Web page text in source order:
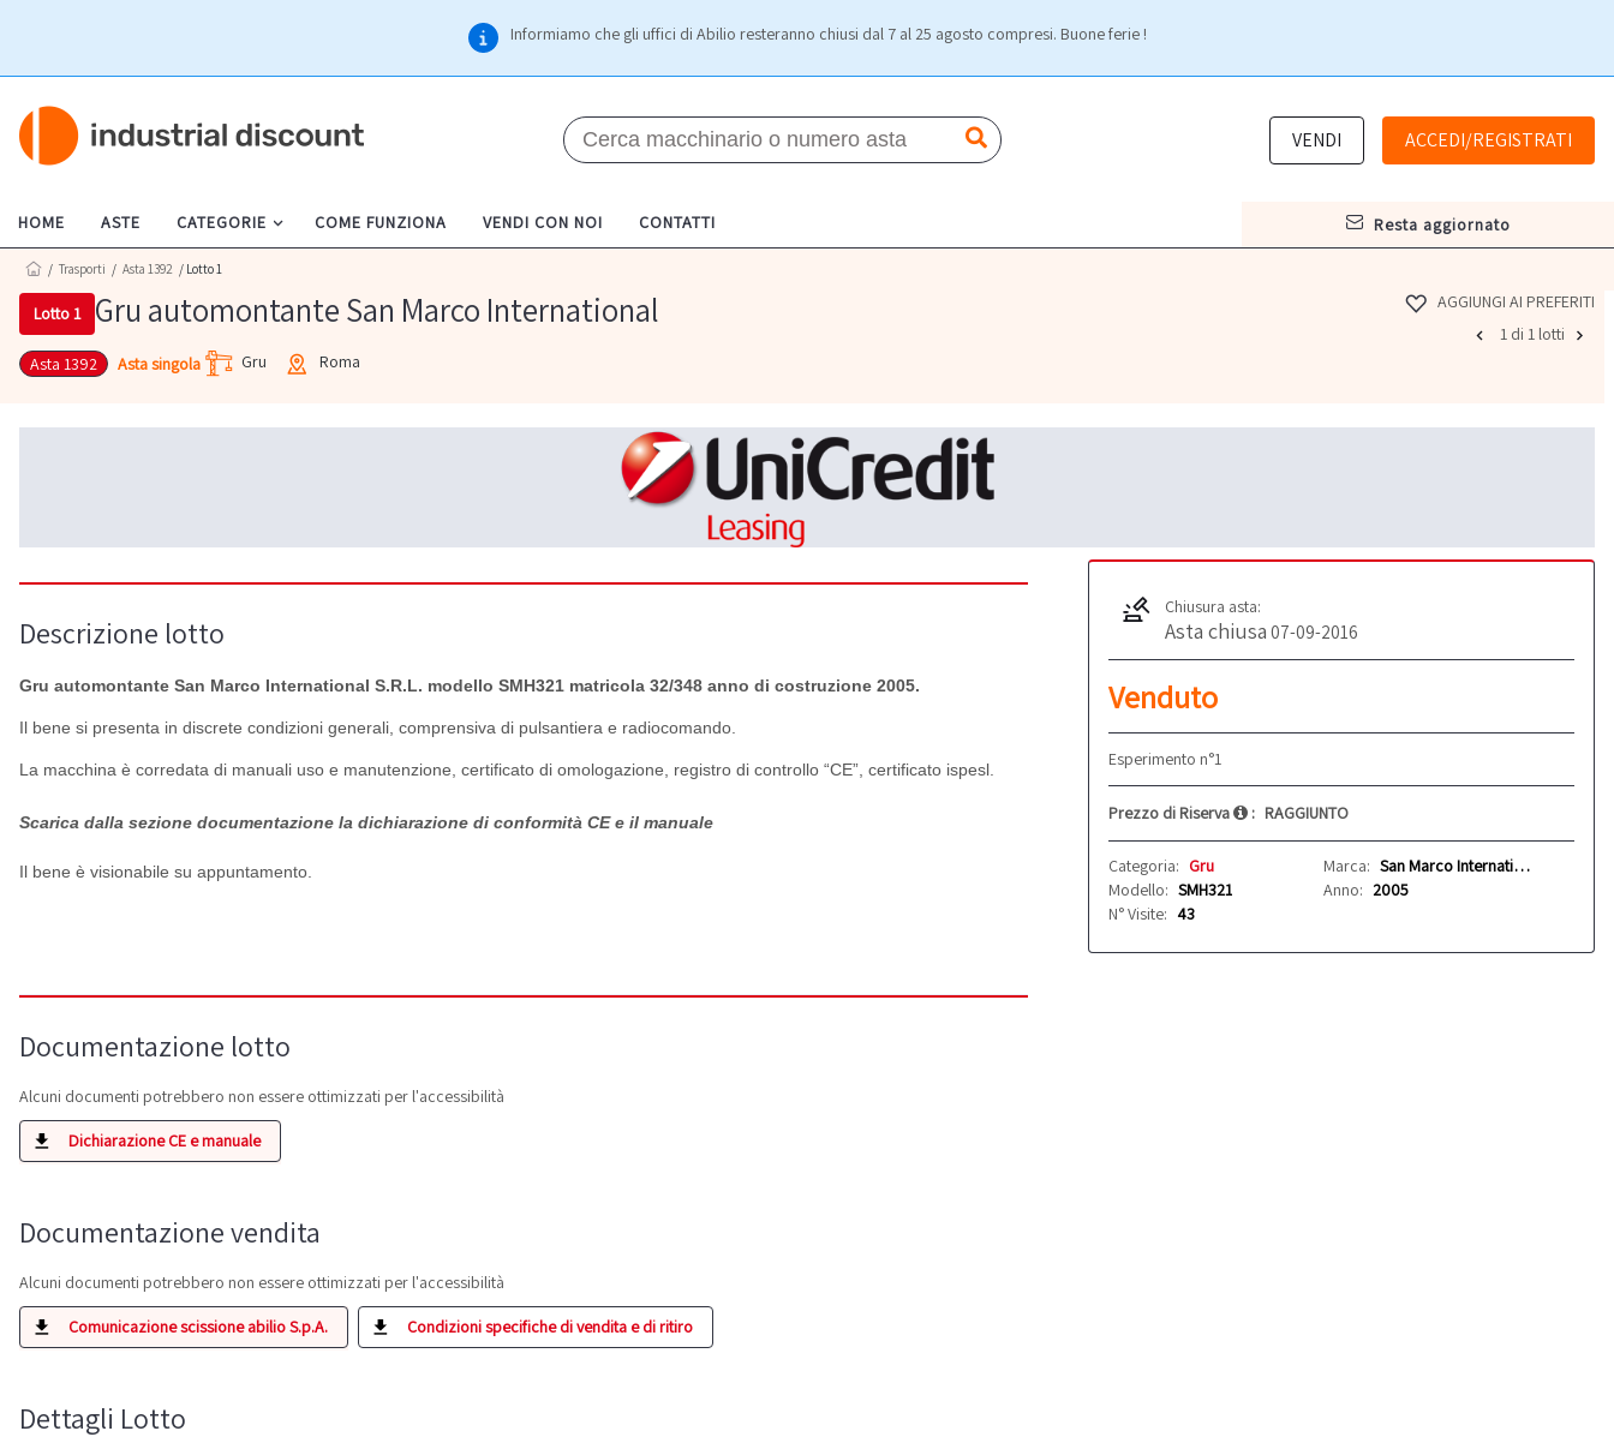
Informiamo che gli uffici di Abilio resteranno chiusi dal 7 al 25 agosto compresi. Buone ferie !
VENDI ACCEDI/REGISTRATI
HOME ASTE CATEGORIE COME FUNZIONA VENDI CON NOI CONTATTI resta aggiornato
/ Trasporti / Asta 1392 / Lotto 1
Lotto 1 Gru automontante San Marco International
Asta 1392 Asta singola Gru Roma
AGGIUNGI AI PREFERITI
1 di 1 lotti
Chiusura asta:
Asta chiusa 07-09-2016
Venduto
Esperimento n°1
Prezzo di Riserva : RAGGIUNTO
Categoria: Gru Marca:
San Marco International S.R.L.
Modello: SMH321 Anno: 2005
N° Visite: 43
Descrizione lotto
Gru automontante San Marco International S.R.L. modello SMH321 matricola 32/348 anno di costruzione 2005.
Il bene si presenta in discrete condizioni generali, comprensiva di pulsantiera e radiocomando.
La macchina è corredata di manuali uso e manutenzione, certificato di omologazione, registro di controllo “CE”, certificato ispesl.
Scarica dalla sezione documentazione la dichiarazione di conformità CE e il manuale
Il bene è visionabile su appuntamento.
Documentazione lotto
Alcuni documenti potrebbero non essere ottimizzati per l'accessibilità
Dichiarazione CE e manuale
Documentazione vendita
Alcuni documenti potrebbero non essere ottimizzati per l'accessibilità
Comunicazione scissione abilio S.p.A. Condizioni specifiche di vendita e di ritiro
Dettagli Lotto